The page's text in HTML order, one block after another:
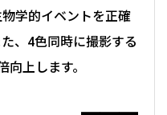
学的イベントを正確
、4色同時に撮影する
上します。